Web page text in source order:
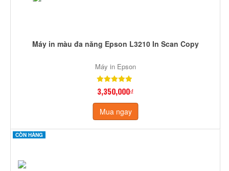
Máy in màu đa năng Epson L3210 In Scan Copy
Máy in Epson
3,350,000₫
Mua ngay
CÒN HÀNG